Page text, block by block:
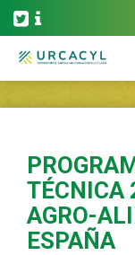
TÉCNICA
AGRO-
ESPAÑA